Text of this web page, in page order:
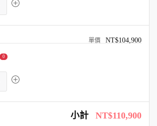
NT$104,900
0
小計 NT$110,900